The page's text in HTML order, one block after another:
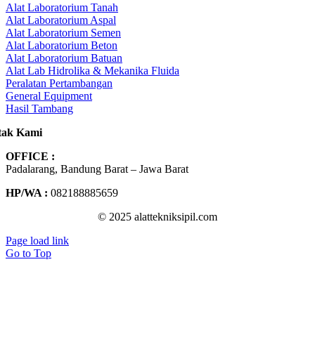
Alat Laboratorium Tanah
Alat Laboratorium Aspal
Alat Laboratorium Semen
Alat Laboratorium Beton
Alat Laboratorium Batuan
Alat Lab Hidrolika & Mekanika Fluida
Peralatan Pertambangan
General Equipment
Hasil Tambang
Kami
OFFICE :
Padalarang, Bandung Barat – Jawa Barat
HP/WA : 082188885659
© 2025 alattekniksipil.com
Page load link
Go to Top